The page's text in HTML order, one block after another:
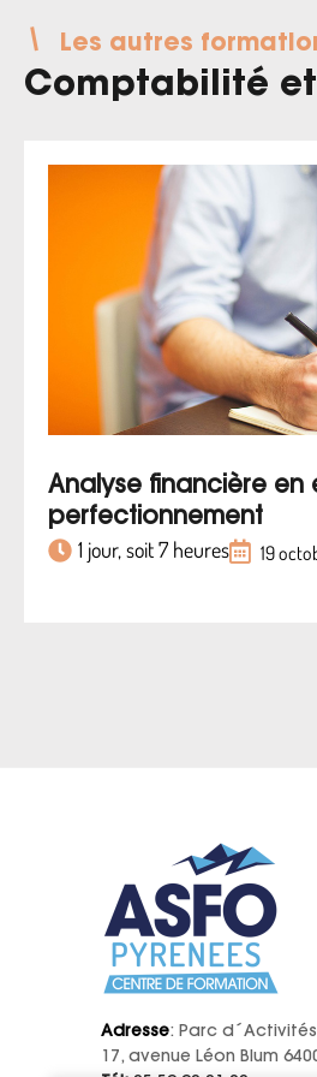
Les autres
Comptabilité et
Analyse financière en
perfectionnement
1 jour, soit 7 heures 19
Adresse: Parc
17, avenue Léon Blum